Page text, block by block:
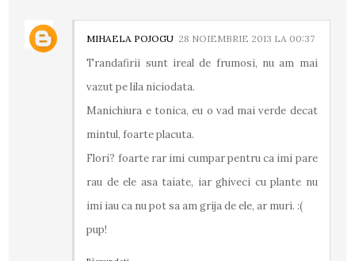
MIHAELA POJOGU 28 NOIEMBRIE 2013 LA 00:37
Trandafirii sunt ireal de frumosi, nu am mai
vazut pe lila niciodata.
Manichiura e tonica, eu o vad mai verde decat
mintul, foarte placuta.
Flori? foarte rar imi cumpar pentru ca imi pare
rau de ele asa taiate, iar ghiveci cu plante nu
imi iau ca nu pot sa am grija de ele, ar muri. :(
pup!